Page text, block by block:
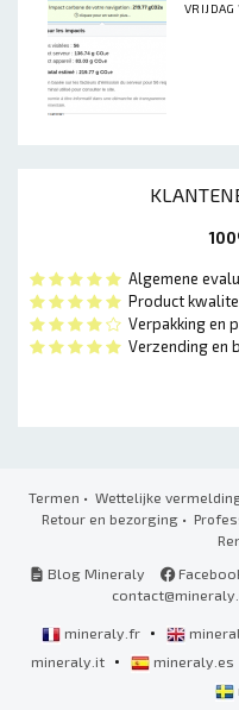
Algemene
Product
Verpakking en
Verzending en
Termen • Wettelijke
Retour en bezorging•
Blog Mineraly
mineraly.fr •
mineraly.it • mineraly.es